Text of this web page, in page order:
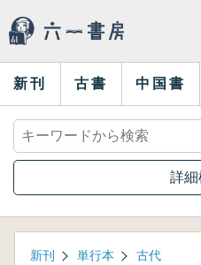
新刊 古書 中国書
詳細
新刊 単行本 古代